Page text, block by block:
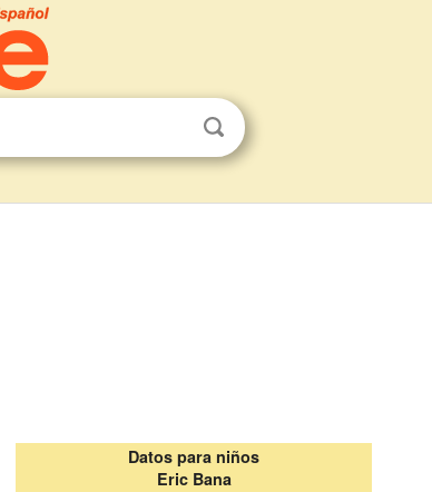
Datos para niños
Eric Bana